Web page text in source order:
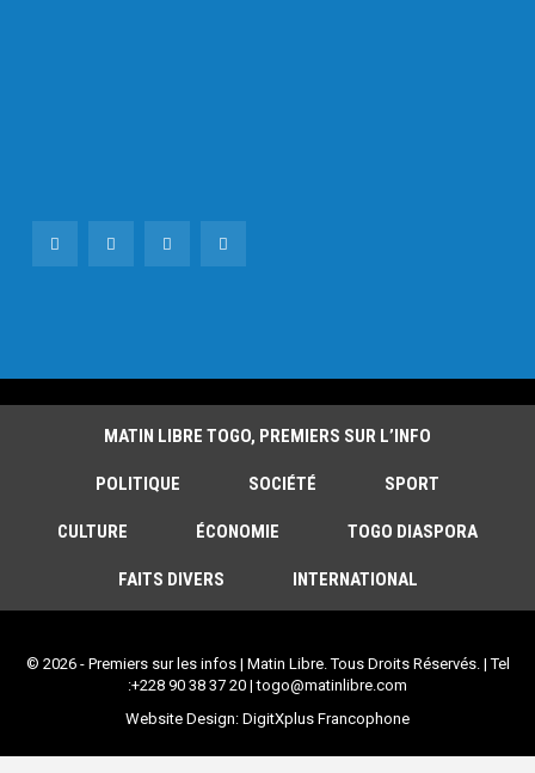
MATIN LIBRE TOGO, PREMIERS SUR L’INFO
POLITIQUE SOCIÉTÉ SPORT
CULTURE ÉCONOMIE TOGO DIASPORA
FAITS DIVERS INTERNATIONAL
© 2026 - Premiers sur les infos | Matin Libre. Tous Droits Réservés. | Tel
:+228 90 38 37 20 | togo@matinlibre.com
Website Design: DigitXplus Francophone